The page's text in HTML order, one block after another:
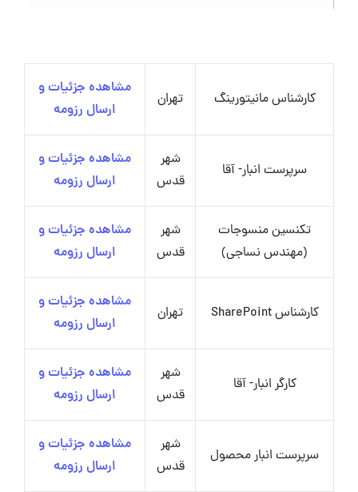
کارشناس مانیتورینگ تهران
مشاهده جزئیات و
ارسال رزومه
سرپرست انبار- آقا
شهر
قدس
مشاهده جزئیات و
ارسال رزومه
تکنسین منسوجات
(مهندس نساجی)
شهر
قدس
مشاهده جزئیات و
ارسال رزومه
کارشناس SharePoint تهران
مشاهده جزئیات و
ارسال رزومه
کارگر انبار- آقا
شهر
قدس
مشاهده جزئیات و
ارسال رزومه
سرپرست انبار محصول
شهر
قدس
مشاهده جزئیات و
ارسال رزومه